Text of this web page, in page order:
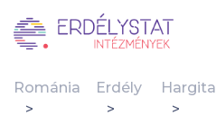
Románia Erdély Hargita